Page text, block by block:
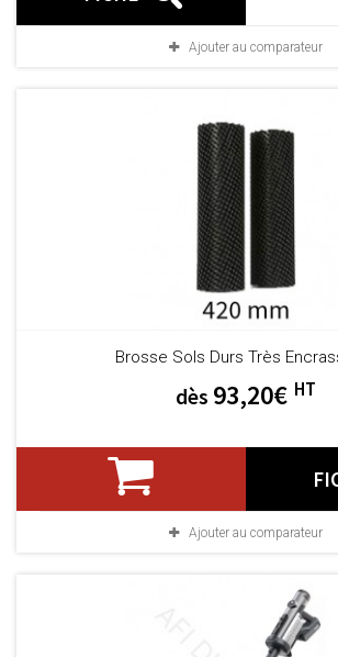
Ajouter au comparateur
Brosse Sols Durs Très
dès 93,20€ HT
Ajouter au comparateur